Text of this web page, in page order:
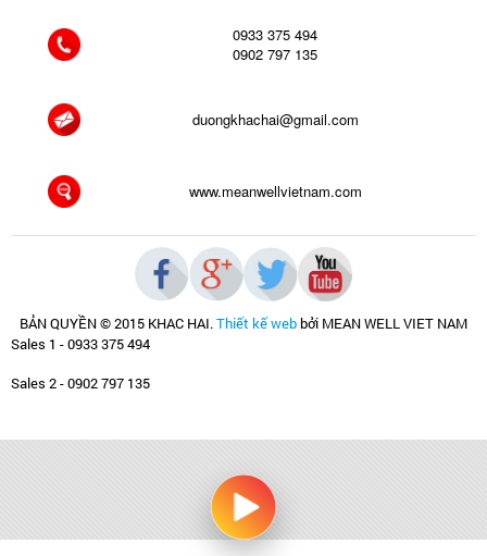
0933 375 494
0902 797 135
duongkhachai@gmail.com
www.meanwellvietnam.com
BẢN QUYỀN © 2015 KHAC HAI.Thiết kế webbởi MEAN WELL VIET NAM
Sales 1 - 0933 375 494
Sales 2 - 0902 797 135